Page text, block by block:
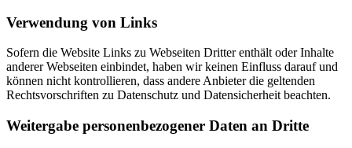
Verwendung von Links
Sofern die Website Links zu Webseiten Dritter enthält oder Inhalte
anderer Webseiten einbindet, haben wir keinen Einfluss darauf und
können nicht kontrollieren, dass andere Anbieter die geltenden
Rechtsvorschriften zu Datenschutz und Datensicherheit beachten.
Weitergabe personenbezogener Daten an Dritte